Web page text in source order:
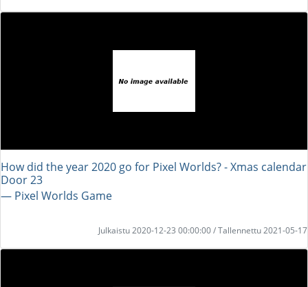
How did the year 2020 go for Pixel Worlds? - Xmas calendar
Door 23
― Pixel Worlds Game
Julkaistu 2020-12-23 00:00:00 / Tallennettu 2021-05-17